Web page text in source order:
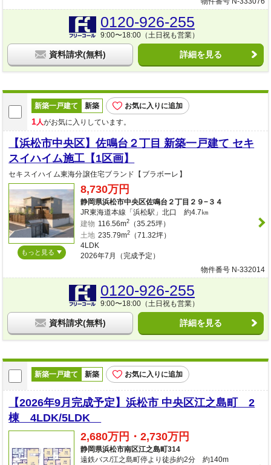
0120-926-255
9:00〜18:00（土日祝も営業）
資料請求(無料) 詳細を見る
新築一戸建て 新築 お気に入りに追加
1人がお気に入りしています。
【浜松市中央区】佐鳴台２丁目 新築一戸建て セキ
スイハイム施工【1区画】
セキスイハイム東海分譲住宅ブランド【ブラボーレ】
もっと見る
8,730万円
静岡県浜松市中央区佐鳴台２丁目２９−３４
JR東海道本線「浜松駅」北口 約4.7㎞
建物 116.56m2（35.25坪）
土地 235.79m2（71.32坪）
4LDK
2026年7月（完成予定）
物件番号 N-332014
0120-926-255
9:00〜18:00（土日祝も営業）
資料請求(無料) 詳細を見る
新築一戸建て 新築 お気に入りに追加
【2026年9月完成予定】浜松市 中央区江之島町 2
棟 4LDK/5LDK
2,680万円・2,730万円
静岡県浜松市南区江之島町314
遠鉄バス/江之島町停より徒歩約2分 約140m